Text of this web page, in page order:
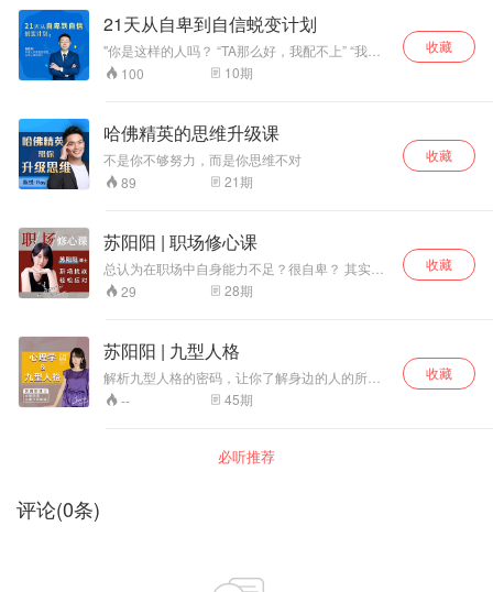
你实现人格重塑、习惯态度重塑、工作方式重塑
生活没有理所当然的奇迹，所有成就都来源于不
断精进
体系，不仅教你沟通表达之法，更教你识人读心
之道，帮助你从对自己和对话者性格的判断出
发，找到最适合你的表达方式，教会你根据不同
沟通场景读懂对方心思，即学即用，从沟通说话
术入手打造口才、魅力、逻辑思维和个人影响力
21天从自卑到自信蜕变计划
"你是这样的人吗？ “TA那么好，我配不上” “我不
行，我会把事情搞砸的” “TA是不是不喜欢我” 领导
面前没法儿自信汇报成绩，别人在台前风光，你
体活动更是能躲就躲，与同事关系一般 有好感的
异性不敢主动接近，错过本该美好的感情，留下
很多遗憾 人群中没有存在感，很难融入一个圈
子，措施获得优质人脉的机会 客户面前局促不
安，不知道该聊些什么，别人发展越来越好，你
100 10期
收藏
哈佛精英的思维升级课
不是你不够努力，而是你思维不对
89
21期
收藏
苏阳阳 | 职场修心课
总认为在职场中自身能力不足？很自卑？ 其实是
我们不会洞察人心，不善于观察周围同事和领导
对你的言下之意。 这门课程可以让你做到“知
的视角为你答疑解惑，陪你成长，教你学会轻松
应对职场的各种挑战。 全面提升五种职场能
力："决策力、思考力、链接力、执行力、影响
力。” 让你：思维升级 、理解深层 、视角多元 、
情绪松弛 、激发潜力、持续精进。
29 28期
收藏
苏阳阳 | 九型人格
解析九型人格的密码，让你了解身边的人的所言
所行背后的逻辑与内心深层需求，以便化解因为
不理解彼此所产生的冲突矛盾，与人相处将会更
往、育儿、职场……生活的方方面面都得到良好
的改善，让你爱情事业双丰收！
-- 45期
收藏
必听推荐
评论(0条)